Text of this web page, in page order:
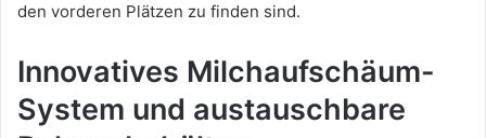
den vorderen Plätzen zu finden sind.
Innovatives Milchaufschäum-
System und austauschbare